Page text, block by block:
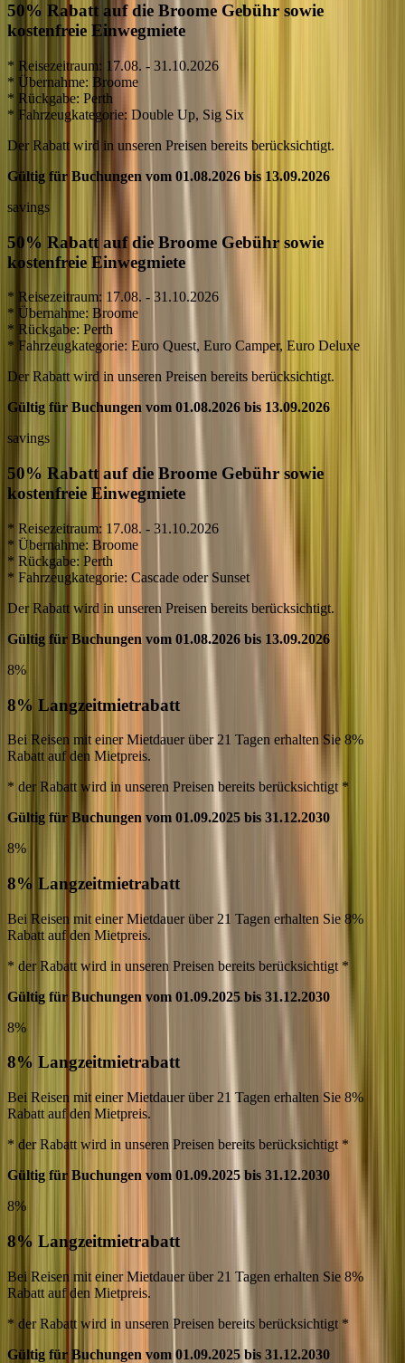
50% Rabatt auf die Broome Gebühr sowie
kostenfreie Einwegmiete
* Reisezeitraum: 17.08. - 31.10.2026
* Übernahme: Broome
* Rückgabe: Perth
* Fahrzeugkategorie: Double Up, Sig Six
Der Rabatt wird in unseren Preisen bereits berücksichtigt.
Gültig für Buchungen vom 01.08.2026 bis 13.09.2026
savings
50% Rabatt auf die Broome Gebühr sowie
kostenfreie Einwegmiete
* Reisezeitraum: 17.08. - 31.10.2026
* Übernahme: Broome
* Rückgabe: Perth
* Fahrzeugkategorie: Euro Quest, Euro Camper, Euro Deluxe
Der Rabatt wird in unseren Preisen bereits berücksichtigt.
Gültig für Buchungen vom 01.08.2026 bis 13.09.2026
savings
50% Rabatt auf die Broome Gebühr sowie
kostenfreie Einwegmiete
* Reisezeitraum: 17.08. - 31.10.2026
* Übernahme: Broome
* Rückgabe: Perth
* Fahrzeugkategorie: Cascade oder Sunset
Der Rabatt wird in unseren Preisen bereits berücksichtigt.
Gültig für Buchungen vom 01.08.2026 bis 13.09.2026
8%
8% Langzeitmietrabatt
Bei Reisen mit einer Mietdauer über 21 Tagen erhalten Sie 8%
Rabatt auf den Mietpreis.
* der Rabatt wird in unseren Preisen bereits berücksichtigt *
Gültig für Buchungen vom 01.09.2025 bis 31.12.2030
8%
8% Langzeitmietrabatt
Bei Reisen mit einer Mietdauer über 21 Tagen erhalten Sie 8%
Rabatt auf den Mietpreis.
* der Rabatt wird in unseren Preisen bereits berücksichtigt *
Gültig für Buchungen vom 01.09.2025 bis 31.12.2030
8%
8% Langzeitmietrabatt
Bei Reisen mit einer Mietdauer über 21 Tagen erhalten Sie 8%
Rabatt auf den Mietpreis.
* der Rabatt wird in unseren Preisen bereits berücksichtigt *
Gültig für Buchungen vom 01.09.2025 bis 31.12.2030
8%
8% Langzeitmietrabatt
Bei Reisen mit einer Mietdauer über 21 Tagen erhalten Sie 8%
Rabatt auf den Mietpreis.
* der Rabatt wird in unseren Preisen bereits berücksichtigt *
Gültig für Buchungen vom 01.09.2025 bis 31.12.2030